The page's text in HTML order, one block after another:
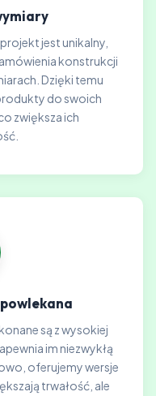
jest unikalny,
konstrukcji
Dzięki temu
do swoich
zwiększa ich
są z wysokiej
im niezwykłą
oferujemy wersje
trwałość, ale